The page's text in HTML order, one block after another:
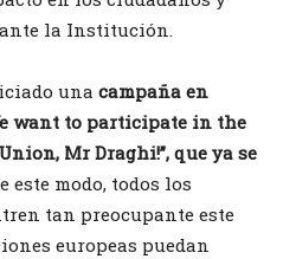
la Institución.
una campaña en
want to participate in the
Mr Draghi!”, que ya se
este modo, todos los
tan preocupante este
europeas puedan